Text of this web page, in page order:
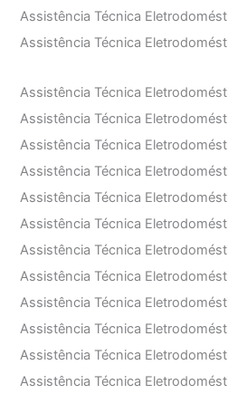
Assistência Técnica
Assistência Técnica
Assistência Técnica
Assistência Técnica
Assistência Técnica
Assistência Técnica
Assistência Técnica
Assistência Técnica
Assistência Técnica
Assistência Técnica
Assistência Técnica
Assistência Técnica
Assistência Técnica
Assistência Técnica